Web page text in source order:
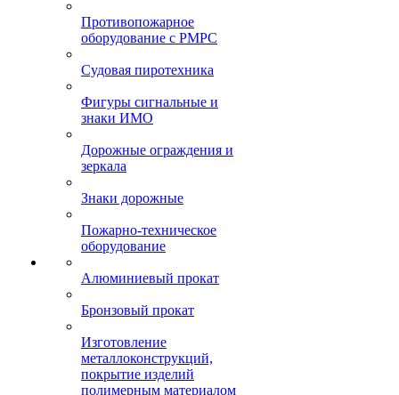
Противопожарное
оборудование с РМРС
Судовая пиротехника
Фигуры сигнальные и
знаки ИМО
Дорожные ограждения и
зеркала
Знаки дорожные
Пожарно-техническое
оборудование
Алюминиевый прокат
Бронзовый прокат
Изготовление
металлоконструкций,
покрытие изделий
полимерным материалом